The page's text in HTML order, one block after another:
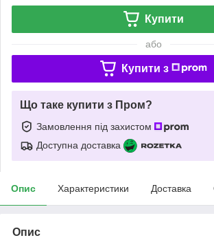
Купити
або
Купити з
Що таке купити з Пром?
Замовлення під захистом
Доступна доставка
Опис Характеристики Доставка
Опис